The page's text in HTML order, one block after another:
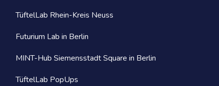
TüftelLab Rhein-Kreis Neuss
Futurium Lab in Berlin
MINT-Hub Siemensstadt Square in Berlin
TüftelLab PopUps